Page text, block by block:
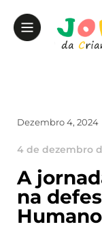
Dezembro 4, 2024
4 de dezembro
A
na